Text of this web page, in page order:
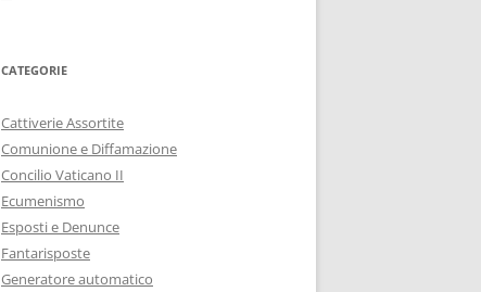
CATEGORIE
Cattiverie Assortite
Comunione e Diffamazione
Concilio Vaticano II
Ecumenismo
Esposti e Denunce
Fantarisposte
Generatore automatico